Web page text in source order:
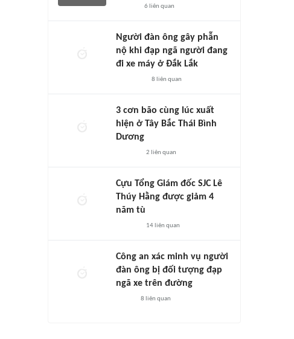
6 liên quan
Người đàn ông gây phẫn
nộ khi đạp ngã người đang
đi xe máy ở Đắk Lắk
8 liên quan
3 cơn bão cùng lúc xuất
hiện ở Tây Bắc Thái Bình
Dương
2 liên quan
Cựu Tổng Giám đốc SJC Lê
Thúy Hằng được giảm 4
năm tù
14 liên quan
Công an xác minh vụ người
đàn ông bị đối tượng đạp
ngã xe trên đường
8 liên quan